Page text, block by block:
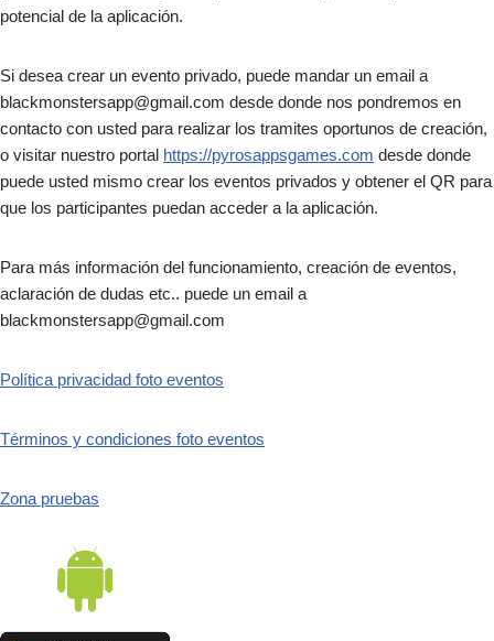
potencial de la aplicación.
Si desea crear un evento privado, puede mandar un email a
blackmonstersapp@gmail.com desde donde nos pondremos en
contacto con usted para realizar los tramites oportunos de creación,
o visitar nuestro portal https://pyrosappsgames.com desde donde
puede usted mismo crear los eventos privados y obtener el QR para
que los participantes puedan acceder a la aplicación.
Para más información del funcionamiento, creación de eventos,
aclaración de dudas etc.. puede un email a
blackmonstersapp@gmail.com
Política privacidad foto eventos
Términos y condiciones foto eventos
Zona pruebas